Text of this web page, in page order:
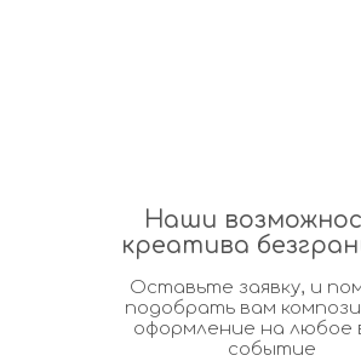
Наши
креатива
Оставьте заявку, и
подобрать вам
оформление на любое
событие